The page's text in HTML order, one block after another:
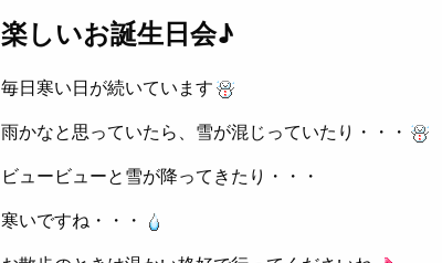
楽しいお誕生日会♪
毎日寒い日が続いています
雨かなと思っていたら、雪が混じっていたり・・・
ビュービューと雪が降ってきたり・・・
寒いですね・・・